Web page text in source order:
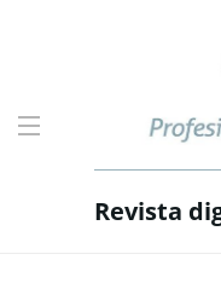
Revista